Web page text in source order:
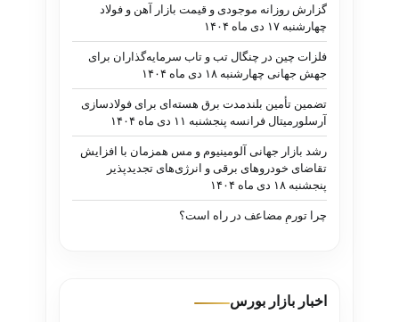
گزارش روزانه موجودی و قیمت بازار آهن و فولاد
چهارشنبه ۱۷ دی ماه ۱۴۰۴
فلزات چین در چنگال تب و تاب سرمایه‌گذاران برای
جهش جهانی چهارشنبه ۱۸ دی ماه ۱۴۰۴
تضمین تأمین بلندمدت برق هسته‌ای برای فولادسازی
آرسلورمیتال فرانسه پنجشنبه ۱۱ دی ماه ۱۴۰۴
رشد بازار جهانی آلومینیوم و مس همزمان با افزایش
تقاضای خودروهای برقی و انرژی‌های تجدیدپذیر
پنجشنبه ۱۸ دی ماه ۱۴۰۴
چرا تورمِ مضاعف در راه است؟
اخبار بازار بورس